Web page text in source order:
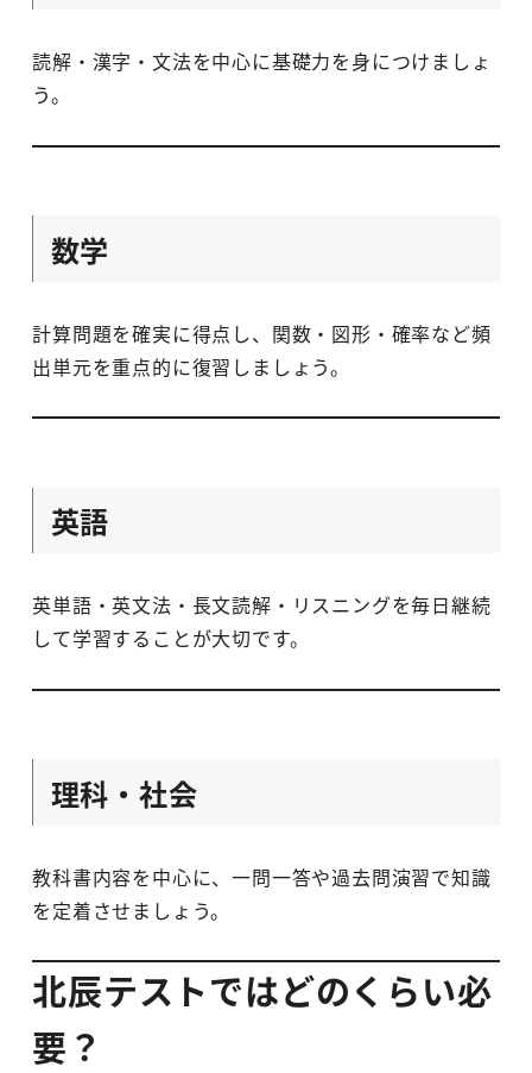
読解・漢字・文法を中心に基礎力を身につけましょ
う。
数学
計算問題を確実に得点し、関数・図形・確率など頻
出単元を重点的に復習しましょう。
英語
英単語・英文法・長文読解・リスニングを毎日継続
して学習することが大切です。
理科・社会
教科書内容を中心に、一問一答や過去問演習で知識
を定着させましょう。
北辰テストではどのくらい必
要？